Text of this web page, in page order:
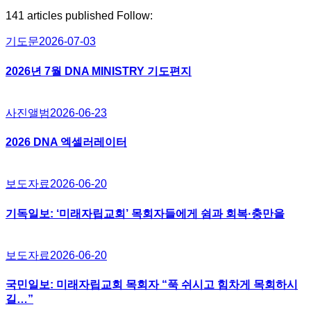
141 articles published Follow:
기도문2026-07-03
2026년 7월 DNA MINISTRY 기도편지
사진앨범2026-06-23
2026 DNA 엑셀러레이터
보도자료2026-06-20
기독일보: ‘미래자립교회’ 목회자들에게 쉼과 회복·충만을
보도자료2026-06-20
국민일보: 미래자립교회 목회자 “푹 쉬시고 힘차게 목회하시
길…”